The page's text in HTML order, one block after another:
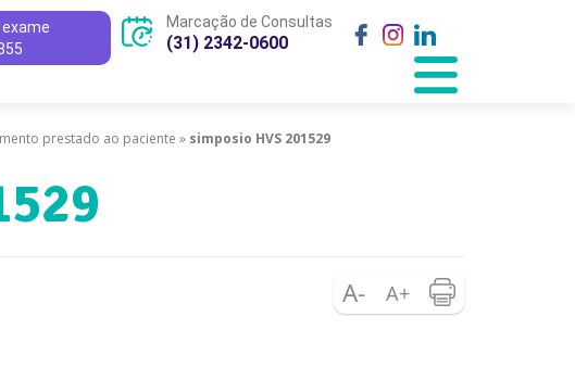
Marcação de Consultas
(31) 2342-0600
prestado ao paciente » simposio HVS 201529